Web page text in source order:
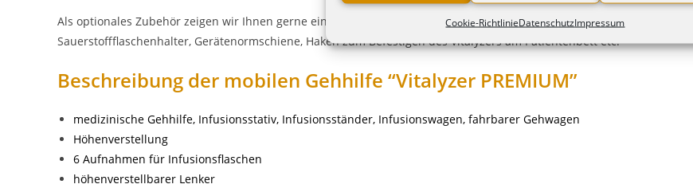
Cookie-RichtlinieDatenschutzImpressum
Als optionales Zubehör zeigen wir Ihnen gerne einige sinnvolle Features auf, die Sie bei uns gerne mitbestellen können:
Sauerstoffflaschenhalter, Gerätenormschiene, Haken zum Befestigen des Vitalyzers am Patientenbett etc.
Beschreibung der mobilen Gehhilfe “Vitalyzer PREMIUM”
medizinische Gehhilfe, Infusionsstativ, Infusionsständer, Infusionswagen, fahrbarer Gehwagen
Höhenverstellung
6 Aufnahmen für Infusionsflaschen
höhenverstellbarer Lenker